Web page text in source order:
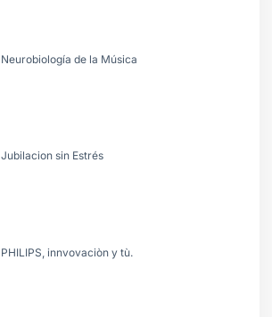
Neurobiología de la Música
Jubilacion sin Estrés
PHILIPS, innvovaciòn y tù.